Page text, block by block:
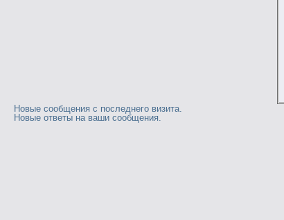
Новые сообщения с последнего визита.
Новые ответы на ваши сообщения.